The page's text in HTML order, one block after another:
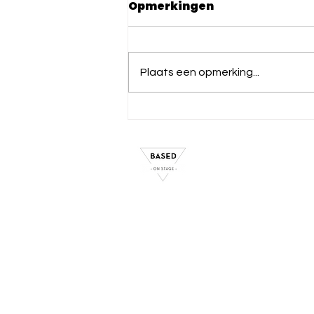
Opmerkingen
Plaats een opmerking...